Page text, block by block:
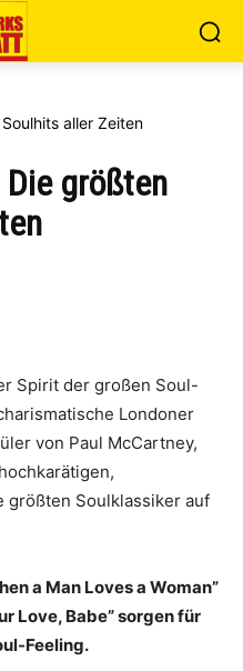
größten
Spirit der großen Soul-
Londoner
von Paul McCartney,
größten Soulklassiker auf
a Man Loves a Woman”
Love, Babe” sorgen für
Feeling.